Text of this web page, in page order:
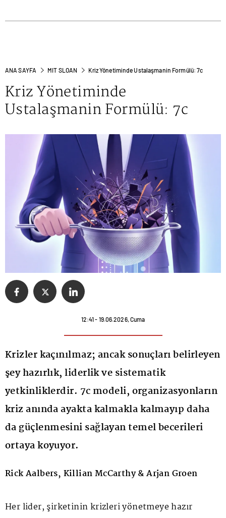
ANA SAYFA MIT SLOAN Kriz Yönetiminde Ustalaşmanin Formülü: 7c
Kriz Yönetiminde
Ustalaşmanin Formülü: 7c
12:41 - 19.06.2026, Cuma
Krizler kaçınılmaz; ancak sonuçları belirleyen
şey hazırlık, liderlik ve sistematik
yetkinliklerdir. 7c modeli, organizasyonların
kriz anında ayakta kalmakla kalmayıp daha
da güçlenmesini sağlayan temel becerileri
ortaya koyuyor.
Rick Aalbers, Killian McCarthy & Arjan Groen
Her lider, şirketinin krizleri yönetmeye hazır